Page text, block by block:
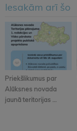
Iesakām arī šo
Priekšlikumus par
Alūksnes novada
jaunā teritorijas ...